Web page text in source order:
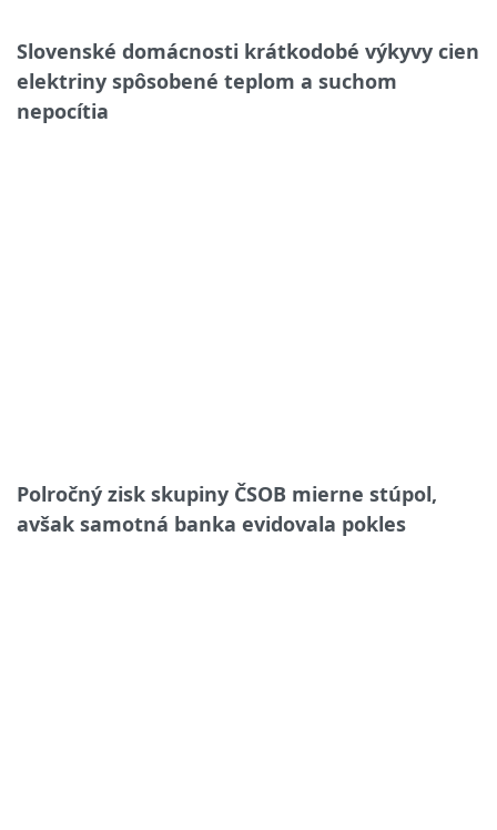
Slovenské domácnosti krátkodobé výkyvy cien
elektriny spôsobené teplom a suchom
nepocítia
Polročný zisk skupiny ČSOB mierne stúpol,
avšak samotná banka evidovala pokles